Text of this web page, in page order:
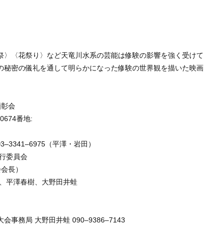
〉〈花祭り〉など天竜川水系の芸能は修験の影響を強く受けて
秘密の儀礼を通して明らかになった修験の世界観を描いた映画
彰会
番地:
（平澤・岩田）
委員会
会長）
平澤春樹、大野田井蛙
会事務局 大野田井蛙 090‒9386‒7143